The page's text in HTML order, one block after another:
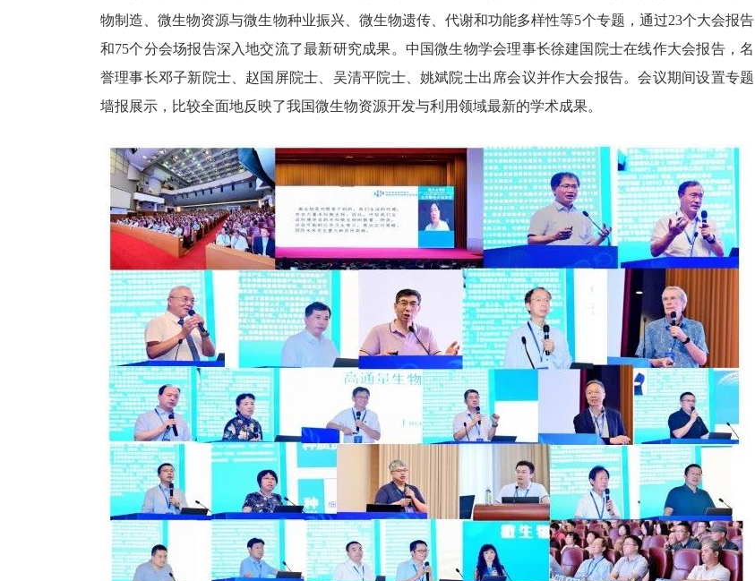
物制造、微生物资源与微生物种业振兴、微生物遗传、代谢和功能多样性等5个专题，通过23个大会报告
和75个分会场报告深入地交流了最新研究成果。中国微生物学会理事长徐建国院士在线作大会报告，名
誉理事长邓子新院士、赵国屏院士、吴清平院士、姚斌院士出席会议并作大会报告。会议期间设置专题
墙报展示，比较全面地反映了我国微生物资源开发与利用领域最新的学术成果。